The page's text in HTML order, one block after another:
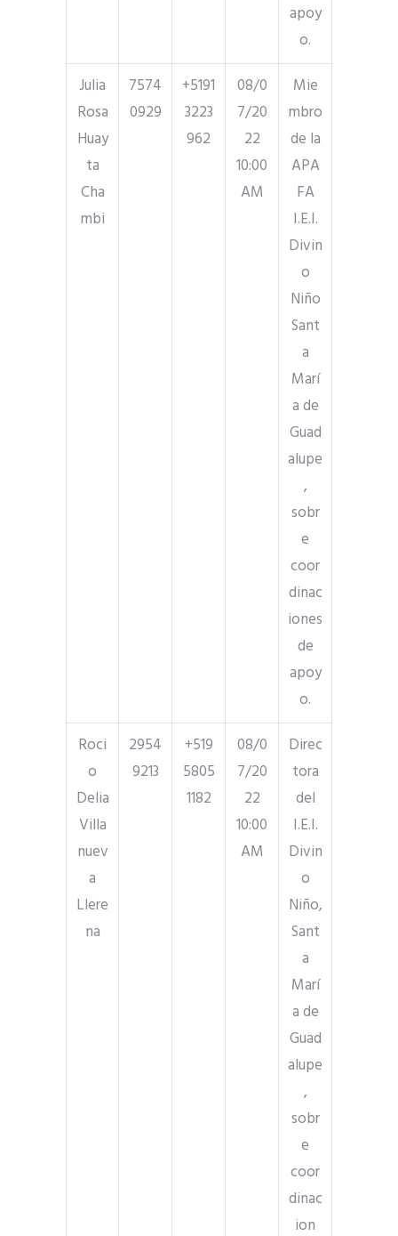
apoy
o.
Julia
Rosa
Huay
ta
Cha
mbi
7574
0929
+5191
3223
962
08/0
7/20
22
10:00
AM
Mie
mbro
de la
APA
FA
I.E.I.
Divin
o
Niño
Sant
a
Marí
a de
Guad
alupe
,
sobr
e
coor
dinac
iones
de
apoy
o.
Roci
o
Delia
Villa
nuev
a
Llere
na
2954
9213
+519
5805
1182
08/0
7/20
22
10:00
AM
Direc
tora
del
I.E.I.
Divin
o
Niño,
Sant
a
Marí
a de
Guad
alupe
,
sobr
e
coor
dinac
ion